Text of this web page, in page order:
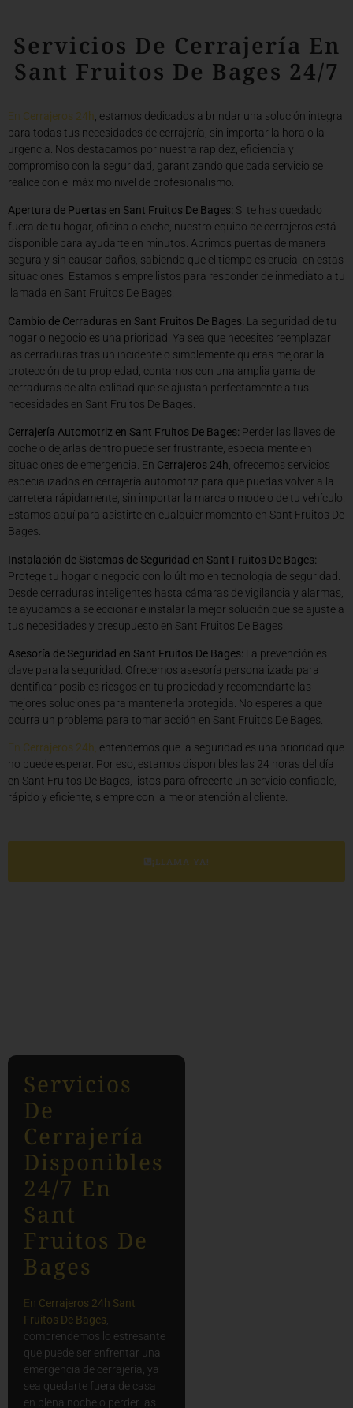
Servicios De Cerrajería En
Sant Fruitos De Bages 24/7
En Cerrajeros 24h , estamos dedicados a brindar una solución integral
para todas tus necesidades de cerrajería, sin importar la hora o la
urgencia. Nos destacamos por nuestra rapidez, eficiencia y
compromiso con la seguridad, garantizando que cada servicio se
realice con el máximo nivel de profesionalismo.
Apertura de Puertas en Sant Fruitos De Bages: Si te has quedado
fuera de tu hogar, oficina o coche, nuestro equipo de cerrajeros está
disponible para ayudarte en minutos. Abrimos puertas de manera
segura y sin causar daños, sabiendo que el tiempo es crucial en estas
situaciones. Estamos siempre listos para responder de inmediato a tu
llamada en Sant Fruitos De Bages.
Cambio de Cerraduras en Sant Fruitos De Bages: La seguridad de tu
hogar o negocio es una prioridad. Ya sea que necesites reemplazar
las cerraduras tras un incidente o simplemente quieras mejorar la
protección de tu propiedad, contamos con una amplia gama de
cerraduras de alta calidad que se ajustan perfectamente a tus
necesidades en Sant Fruitos De Bages.
Cerrajería Automotriz en Sant Fruitos De Bages: Perder las llaves del
coche o dejarlas dentro puede ser frustrante, especialmente en
situaciones de emergencia. En Cerrajeros 24h , ofrecemos servicios
especializados en cerrajería automotriz para que puedas volver a la
carretera rápidamente, sin importar la marca o modelo de tu vehículo.
Estamos aquí para asistirte en cualquier momento en Sant Fruitos De
Bages.
Instalación de Sistemas de Seguridad en Sant Fruitos De Bages:
Protege tu hogar o negocio con lo último en tecnología de seguridad.
Desde cerraduras inteligentes hasta cámaras de vigilancia y alarmas,
te ayudamos a seleccionar e instalar la mejor solución que se ajuste a
tus necesidades y presupuesto en Sant Fruitos De Bages.
Asesoría de Seguridad en Sant Fruitos De Bages: La prevención es
clave para la seguridad. Ofrecemos asesoría personalizada para
identificar posibles riesgos en tu propiedad y recomendarte las
mejores soluciones para mantenerla protegida. No esperes a que
ocurra un problema para tomar acción en Sant Fruitos De Bages.
En Cerrajeros 24h, entendemos que la seguridad es una prioridad que
no puede esperar. Por eso, estamos disponibles las 24 horas del día
en Sant Fruitos De Bages, listos para ofrecerte un servicio confiable,
rápido y eficiente, siempre con la mejor atención al cliente.
¡LLAMA YA!
Servicios
De
Cerrajería
Disponibles
24/7 En
Sant
Fruitos De
Bages
En Cerrajeros 24h Sant
Fruitos De Bages
comprendemos lo estresante
que puede ser enfrentar una
emergencia de cerrajería, ya
sea quedarte fuera de casa
en plena noche o perder las